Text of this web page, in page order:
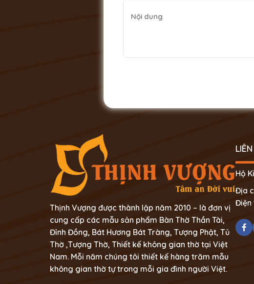
Thịnh Vượng được thành lập năm 2010 – là đơn vị
cung cấp các mẫu sản phẩm Bàn Thờ Thần Tài,
Đỉnh Đồng, Bát Hương Bát Tràng, Tượng Phật, Tủ
Thờ ,Tượng Thờ, Thiết kế không gian thờ tại Việt
Nam. Mỗi năm chúng tôi thiết kế hàng trăm mẫu
không gian thờ tự trong mỗi gia đình người Việt.
Hộ
Địa
Điện